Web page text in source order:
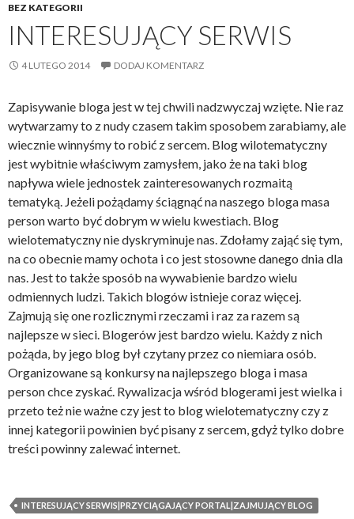
BEZ KATEGORII
INTERESUJĄCY SERWIS
4 LUTEGO 2014 DODAJ KOMENTARZ
Zapisywanie bloga jest w tej chwili nadzwyczaj wzięte. Nie raz
wytwarzamy to z nudy czasem takim sposobem zarabiamy, ale
wiecznie winnyśmy to robić z sercem. Blog wilotematyczny
jest wybitnie właściwym zamysłem, jako że na taki blog
napływa wiele jednostek zainteresowanych rozmaitą
tematyką. Jeżeli pożądamy ściągnąć na naszego bloga masa
person warto być dobrym w wielu kwestiach. Blog
wielotematyczny nie dyskryminuje nas. Zdołamy zająć się tym,
na co obecnie mamy ochota i co jest stosowne danego dnia dla
nas. Jest to także sposób na wywabienie bardzo wielu
odmiennych ludzi. Takich blogów istnieje coraz więcej.
Zajmują się one rozlicznymi rzeczami i raz za razem są
najlepsze w sieci. Blogerów jest bardzo wielu. Każdy z nich
pożąda, by jego blog był czytany przez co niemiara osób.
Organizowane są konkursy na najlepszego bloga i masa
person chce zyskać. Rywalizacja wśród blogerami jest wielka i
przeto też nie ważne czy jest to blog wielotematyczny czy z
innej kategorii powinien być pisany z sercem, gdyż tylko dobre
treści powinny zalewać internet.
INTERESUJĄCY SERWIS|PRZYCIĄGAJĄCY PORTAL|ZAJMUJĄCY BLOG